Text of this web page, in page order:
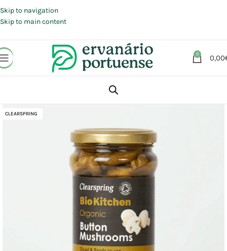
Skip to navigation
Skip to main content
0 0,00
Conservas | Enchidos | Enlatados
CLEARSPRING